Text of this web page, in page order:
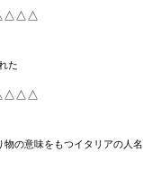
た
物の意味をもつイタリアの人名